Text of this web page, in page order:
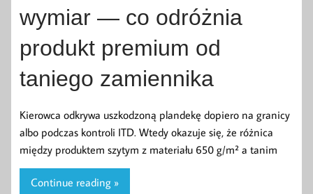
wymiar — co odróżnia
produkt premium od
taniego zamiennika
Kierowca odkrywa uszkodzoną plandekę dopiero na granicy
albo podczas kontroli ITD. Wtedy okazuje się, że różnica
między produktem szytym z materiału 650 g/m² a tanim
Continue reading »